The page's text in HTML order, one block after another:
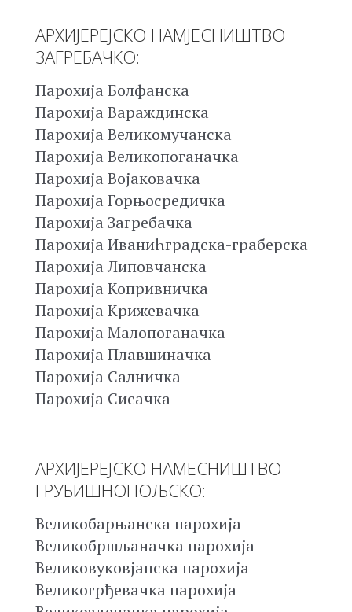
АРХИЈЕРЕЈСКО НАМЈЕСНИШТВО
ЗАГРЕБАЧКО:
Парохија Болфанска
Парохија Вараждинска
Парохија Великомучанска
Парохија Великопоганачка
Парохија Војаковачка
Парохија Горњосредичка
Парохија Загребачка
Парохија Иванићградска-граберска
Парохија Липовчанска
Парохија Копривничка
Парохија Крижевачка
Парохија Малопоганачка
Парохија Плавшиначка
Парохија Салничка
Парохија Сисачка
АРХИЈЕРЕЈСКО НАМЕСНИШТВО
ГРУБИШНОПОЉСКО:
Великобарњанска парохија
Великобршљаначка парохија
Великовуковјанска парохија
Великогрђевачка парохија